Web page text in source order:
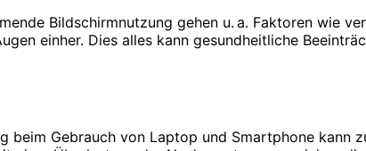
Bildschirmnutzung gehen u. a. Faktoren wie
einher. Dies alles kann gesundheitliche
beim Gebrauch von Laptop und Smartphone kann